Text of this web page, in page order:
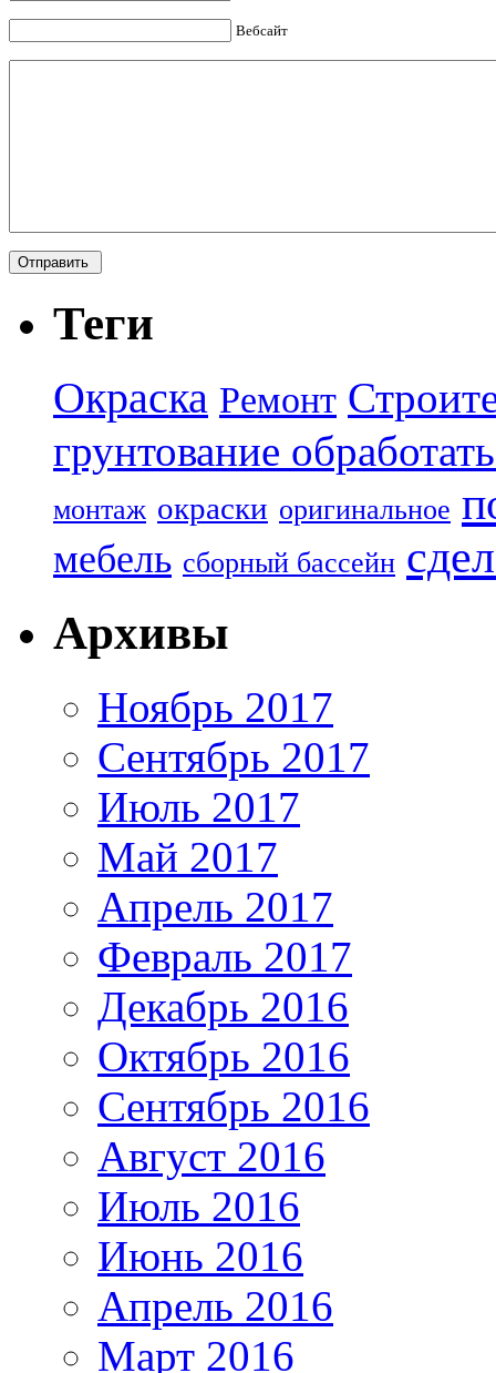
Вебсайт
Теги
Окраска Ремонт
грунтование
монтаж окраски оригинальное
мебель сборный бассейн
Архивы
Ноябрь 2017
Сентябрь 2017
Июль 2017
Май 2017
Апрель 2017
Февраль 2017
Декабрь 2016
Октябрь 2016
Сентябрь 2016
Август 2016
Июль 2016
Июнь 2016
Апрель 2016
Март 2016